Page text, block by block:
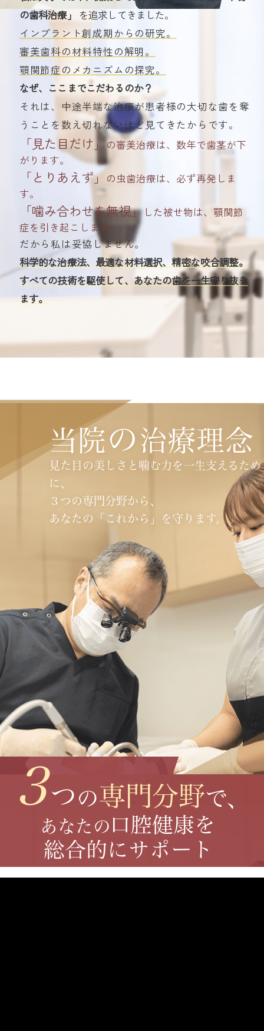
の歯科治療」 を追求してきました。
インプラント創成期からの研究。
審美歯科の材料特性の解明。
顎関節症のメカニズムの探究。
なぜ、ここまでこだわるのか？
それは、中途半端な治療が患者様の大切な歯を奪
うことを数え切れないほど見てきたからです。
「見た目だけ」 の審美治療は、数年で歯茎が下
がります。
「とりあえず」 の虫歯治療は、必ず再発しま
す。
「噛み合わせを無視」した被せ物は、顎関節
症を引き起こします。
だから私は妥協しません。
科学的な治療法、最適な材料選択、精密な咬合調整。
すべての技術を駆使して、あなたの歯を一生守り抜き
ます。
当院の治療理念
見た目の美しさと噛む力を一生支えるため
に、
３つの専門分野から、
あなたの「これから」を守ります。
3つ の専門分野で、
あなたの口腔健康を
総合的にサポート